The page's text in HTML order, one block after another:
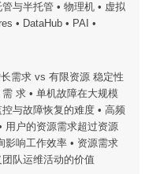
与半托管 • 物理机 • 虚拟
• DataHub • PAI •
需求 vs 有限资源 稳定性
求 • 单机故障在大规模
与故障恢复的难度 • 高频
用户的资源需求超过资源
影响工作效率 • 资源需求
队运维活动的价值